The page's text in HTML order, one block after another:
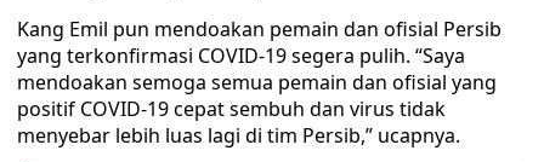
Kang Emil pun mendoakan pemain dan ofisial Persib
yang terkonfirmasi COVID-19 segera pulih. “Saya
mendoakan semoga semua pemain dan ofisial yang
positif COVID-19 cepat sembuh dan virus tidak
menyebar lebih luas lagi di tim Persib,” ucapnya.